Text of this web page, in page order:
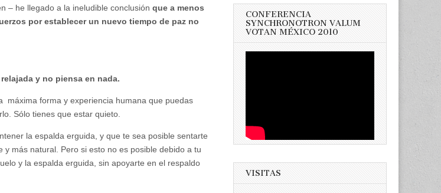
– he llegado a la ineludible conclusión que a menos
por establecer un nuevo tiempo de paz no
y no piensa en nada.
máxima forma y experiencia humana que puedas
Sólo tienes que estar quieto.
la espalda erguida, y que te sea posible sentarte
más natural. Pero si esto no es posible debido a tu
y la espalda erguida, sin apoyarte en el respaldo
CONFERENCIA
SYNCHRONOTRON VALUM
VOTAN MÉXICO 2010
VISITAS